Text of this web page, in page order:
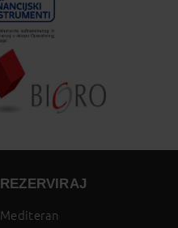
REZERVIRAJ
Mediteran